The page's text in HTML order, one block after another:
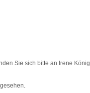
Sie sich bitte an Irene König